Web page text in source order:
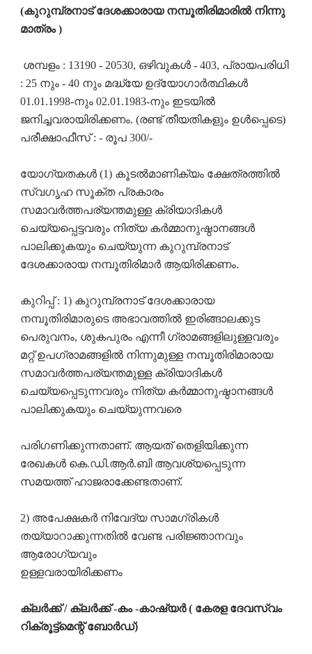
(കുറുമ്പ്രനാട് ദേശക്കാരായ നമ്പൂതിരിമാരിൽ നിന്നു
മാത്രം )
ശമ്പളം : 13190 - 20530, ഒഴിവുകൾ - 403, പ്രായപരിധി
: 25 നും - 40 നും മദ്ധ്യേ ഉദ്യോഗാർത്ഥികൾ
01.01.1998-നും 02.01.1983-നും ഇടയിൽ
ജനിച്ചവരായിരിക്കണം. (രണ്ട് തീയതികളും ഉൾപ്പെടെ)
പരീക്ഷാഫീസ് : - രൂപ 300/-
യോഗ്യതകൾ (1) കൂടൽമാണിക്യം ക്ഷേത്രത്തിൽ
സ്വഗൃഹ സൂക്ത പ്രകാരം
സമാവർത്തപര്യന്തമുള്ള ക്രിയാദികൾ
ചെയ്യപ്പെട്ടവരും നിത്യ കർമ്മാനുഷ്ഠാനങ്ങൾ
പാലിക്കുകയും ചെയ്യുന്ന കുറുമ്പ്രനാട്
ദേശക്കാരായ നമ്പൂതിരിമാർ ആയിരിക്കണം.
കുറിപ്പ് : 1) കുറുമ്പ്രനാട് ദേശക്കാരായ
നമ്പൂതിരിമാരുടെ അഭാവത്തിൽ ഇരിങ്ങാലക്കുട
പെരുവനം, ശുകപുരം എന്നീ ഗ്രാമങ്ങളിലുള്ളവരും
മറ്റ് ഉപഗ്രാമങ്ങളിൽ നിന്നുമുള്ള നമ്പൂതിരിമാരായ
സമാവർത്തപര്യന്തമുള്ള ക്രിയാദികൾ
ചെയ്യപ്പെടുന്നവരും നിത്യ കർമ്മാനുഷ്ഠാനങ്ങൾ
പാലിക്കുകയും ചെയ്യുന്നവരെ
പരിഗണിക്കുന്നതാണ്. ആയത് തെളിയിക്കുന്ന
രേഖകൾ കെ.ഡി.ആർ.ബി ആവശ്യപ്പെടുന്ന
സമയത്ത് ഹാജരാക്കേണ്ടതാണ്.
2) അപേക്ഷകർ നിവേദ്യ സാമഗ്രികൾ
തയ്യാറാക്കുന്നതിൽ വേണ്ട പരിജ്ഞാനവും
ആരോഗ്യവും
ഉള്ളവരായിരിക്കണം
ക്ലർക്ക് / ക്ലർക്ക് -കം -കാഷ്യർ ( കേരള ദേവസ്വം
റിക്രൂട്ട്മെന്റ് ബോർഡ്)